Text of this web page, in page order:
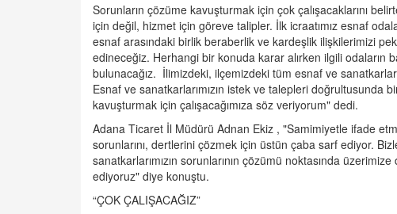
Sorunların çözüme kavuşturmak için çok çalışacaklarını
için değil, hizmet için göreve talipler. İlk icraatımız esnaf
esnaf arasındaki birlik beraberlik ve kardeşlik ilişkilerimizi
edineceğiz. Herhangi bir konuda karar alırken ilgili odaların
bulunacağız. İlimizdeki, ilçemizdeki tüm esnaf ve
Esnaf ve sanatkarlarımızın istek ve talepleri doğrultusunda
kavuşturmak için çalışacağımıza söz veriyorum" dedi.
Adana Ticaret İl Müdürü Adnan Ekiz , "Samimiyetle ifade
sorunlarını, dertlerini çözmek için üstün çaba sarf ediyor.
sanatkarlarımızın sorunlarının çözümü noktasında
ediyoruz" diye konuştu.
“ÇOK ÇALIŞACAĞIZ”